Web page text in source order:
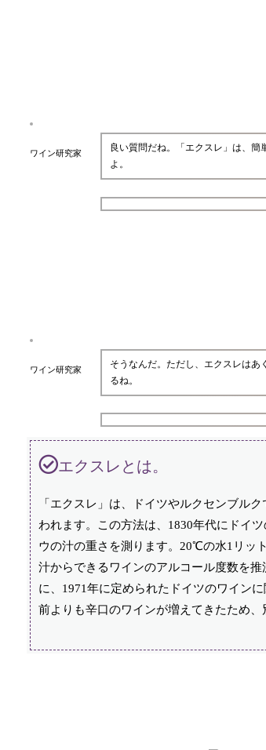
ワイン研究家
良い質問だね。「エクスレ」は、
よ。
ワイン研究家
そうなんだ。ただし、エクスレは
るね。
エクスレとは。
「エクスレ」は、ドイツやルクセンブル
われます。この方法は、1830年代にドイ
ウの汁の重さを測ります。20℃の水1リッ
汁からできるワインのアルコール度数を
に、1971年に定められたドイツのワイン
前よりも辛口のワインが増えてきたため